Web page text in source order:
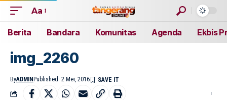
Aa
Berita Bandara Komunitas Agenda Ekbis
img_2260
ByADMIN Published: 2 Mei, 2016